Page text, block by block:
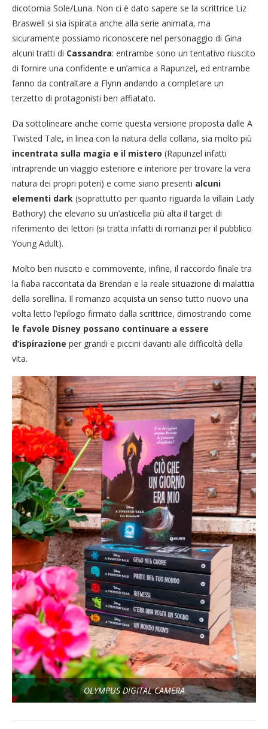
dicotomia Sole/Luna. Non ci è dato sapere se la scrittrice Liz
Braswell si sia ispirata anche alla serie animata, ma
sicuramente possiamo riconoscere nel personaggio di Gina
alcuni tratti di Cassandra: entrambe sono un tentativo riuscito
di fornire una confidente e un’amica a Rapunzel, ed entrambe
fanno da contraltare a Flynn andando a completare un
terzetto di protagonisti ben affiatato.
Da sottolineare anche come questa versione proposta dalle A
Twisted Tale, in linea con la natura della collana, sia molto più
incentrata sulla magia e il mistero (Rapunzel infatti
intraprende un viaggio esteriore e interiore per trovare la vera
natura dei propri poteri) e come siano presenti alcuni
elementi dark (soprattutto per quanto riguarda la villain Lady
Bathory) che elevano su un’asticella più alta il target di
riferimento dei lettori (si tratta infatti di romanzi per il pubblico
Young Adult).
Molto ben riuscito e commovente, infine, il raccordo finale tra
la fiaba raccontata da Brendan e la reale situazione di malattia
della sorellina. Il romanzo acquista un senso tutto nuovo una
volta letto l’epilogo firmato dalla scrittrice, dimostrando come
le favole Disney possano continuare a essere
d’ispirazione per grandi e piccini davanti alle difficoltà della
vita.
OLYMPUS DIGITAL CAMERA